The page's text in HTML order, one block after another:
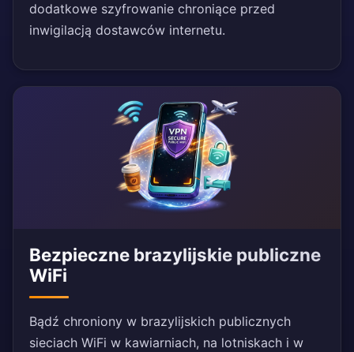
dodatkowe szyfrowanie chroniące przed
inwigilacją dostawców internetu.
Bezpieczne brazylijskie publiczne
WiFi
Bądź chroniony w brazylijskich publicznych
sieciach WiFi w kawiarniach, na lotniskach i w